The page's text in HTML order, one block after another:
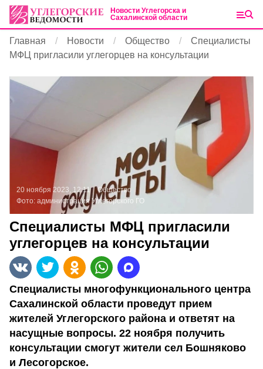
Новости Углегорска и
Сахалинской области
Главная Новости Общество
Специалисты
МФЦ пригласили углегорцев на консультации
20 ноября 2023, 12:11
Общество
Фото: администрация Углегорского ГО
Специалисты МФЦ пригласили
углегорцев на консультации
Специалисты многофункционального центра
Сахалинской области проведут прием
жителей Углегорского района и ответят на
насущные вопросы. 22 ноября получить
консультации смогут жители сел Бошняково
и Лесогорское.